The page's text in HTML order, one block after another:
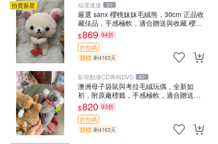
拍賣新星 福運連連 31
嚴選 sanx 櫻桃妹妹毛絨熊，30cm 正品收
藏佳品，手感極軟，適合贈送與收藏 櫻桃
妹妹、sanx、毛絨熊
$869 94折
折扣碼
競標 剩4163天
影視動漫CD專輯DVD 57
澳洲母子袋鼠與考拉毛絨玩偶，全新如
初，附原廠標籤，手感極軟，適合贈送親
朋好友。袋鼠與考拉正版，精緻尺寸，適
合作為收藏或家飾擺設，增添暖意。 母
子、袋鼠、
$820 93折
折扣碼
競標 剩4163天